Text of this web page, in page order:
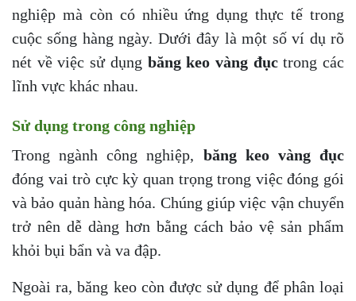
nghiệp mà còn có nhiều ứng dụng thực tế trong
cuộc sống hàng ngày. Dưới đây là một số ví dụ rõ
nét về việc sử dụng băng keo vàng đụctrong các
lĩnh vực khác nhau.
Sử dụng trong công nghiệp
Trong ngành công nghiệp, băng keo vàng đục
đóng vai trò cực kỳ quan trọng trong việc đóng gói
và bảo quản hàng hóa. Chúng giúp việc vận chuyển
trở nên dễ dàng hơn bằng cách bảo vệ sản phẩm
khỏi bụi bẩn và va đập.
Ngoài ra, băng keo còn được sử dụng để phân loại